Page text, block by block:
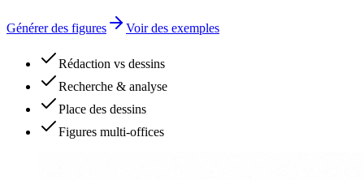
Générer des figures Voir des exemples
Rédaction vs dessins
Recherche & analyse
Place des dessins
Figures multi-offices